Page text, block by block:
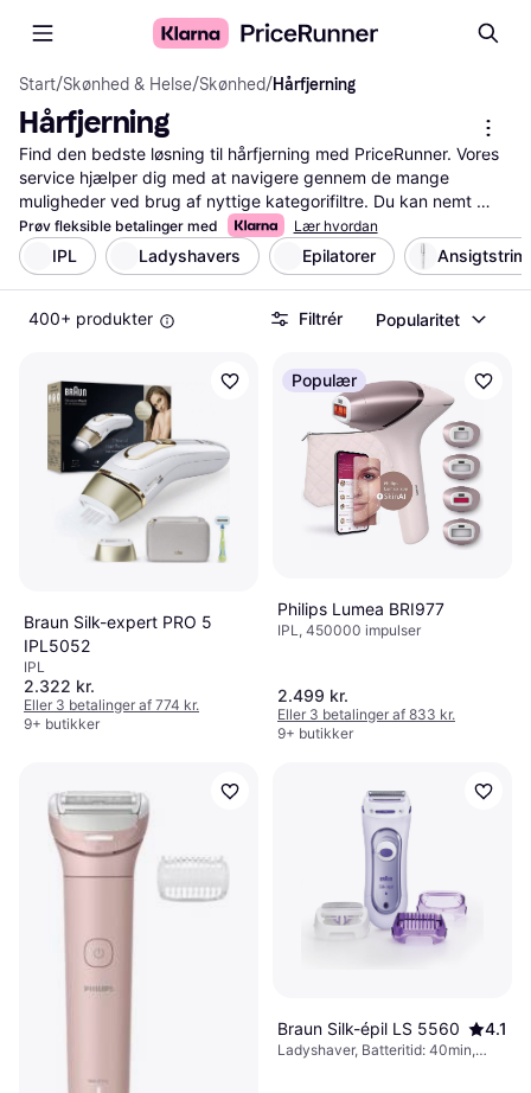
Start/Skønhed & Helse/Skønhed/Hårfjerning
Hårfjerning
Find den bedste løsning til hårfjerning med PriceRunner. Vores
service hjælper dig med at navigere gennem de mange
muligheder ved brug af nyttige kategorifiltre. Du kan nemt
sammenligne produkter og priser for at finde det, der passer
bedst til dine behov. Læs anmeldelser fra andre brugere for at
sikre, at du træffer den rigtige beslutning. Uanset om du søger
en epilator, voks eller barbermaskine, guider vi dig til de bedste
valg inden for hårfjerning. Spar tid og penge ved at bruge
Prøv fleksible betalinger med Lær hvordan
IPL Ladyshavers Epilatorer
400+ produkter Filtrér Popularitet
Braun Silk-expert PRO 5
IPL5052
IPL
2.322 kr.
Eller 3 betalinger af 774 kr.
9+ butikker
Populær
Philips Lumea BRI977
IPL, 450000 impulser
2.499 kr.
Eller 3 betalinger af 833 kr.
9+ butikker
Braun Silk-épil LS 5560 4.1
Ladyshaver, Batteritid: 40min,